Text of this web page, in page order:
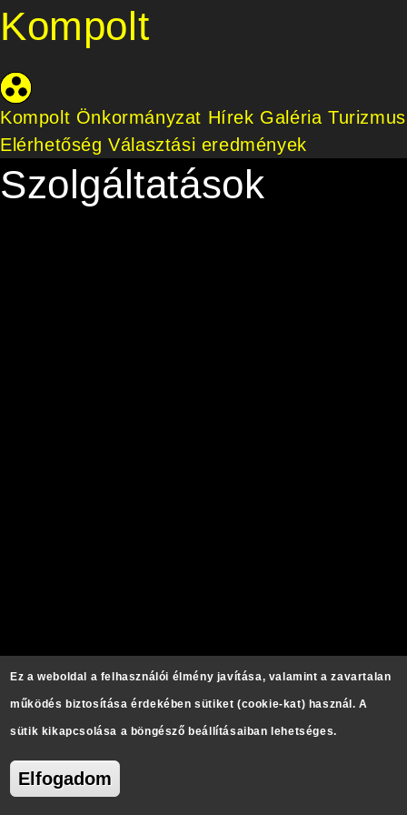
Kompolt
Kompolt Önkormányzat Hírek Galéria Turizmus
Elérhetőség Választási eredmények
Szolgáltatások
Ez a weboldal a felhasználói élmény javítása, valamint a zavartalan
működés biztosítása érdekében sütiket (cookie-kat) használ. A
sütik kikapcsolása a böngésző beállításaiban lehetséges.
Elfogadom